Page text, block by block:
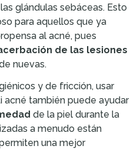
glándulas sebáceas. Esto
para aquellos que ya
al acné, pues
de las lesiones
nuevas.
y de fricción, usar
acné también puede ayudar
de la piel durante la
a menudo están
una mejor